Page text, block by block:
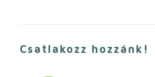
Csatlakozz hozzánk!